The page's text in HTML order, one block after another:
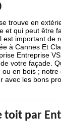
trouve en
et qui peut être
est important de
à Cannes Et
Entreprise
votre façade.
en bois ; notre
avec les bons
par